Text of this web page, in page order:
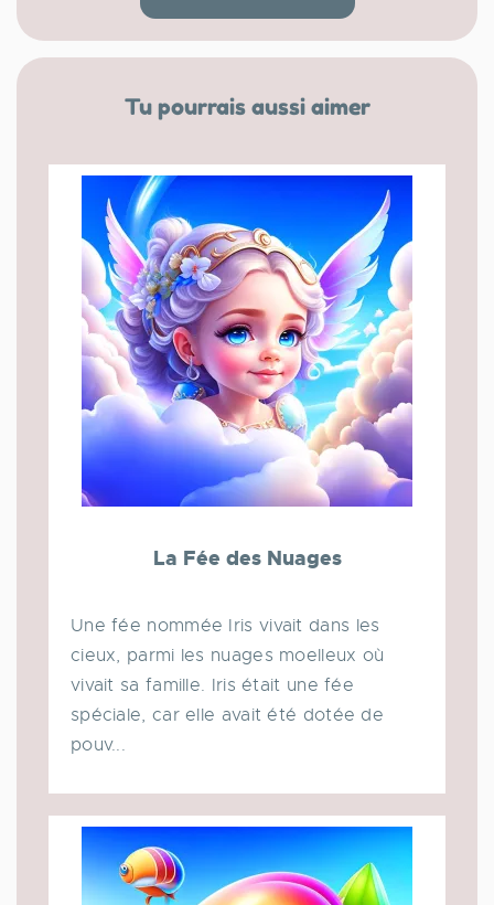
Tu pourrais aussi aimer
La Fée des Nuages
Une fée nommée Iris vivait dans les
cieux, parmi les nuages moelleux où
vivait sa famille. Iris était une fée
spéciale, car elle avait été dotée de
pouv...